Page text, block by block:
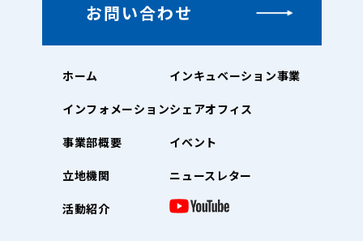
お問い合わせ
ホーム
インフォメーション
事業部概要
立地機関
活動紹介
インキュベーション事業
シェアオフィス
イベント
ニュースレター